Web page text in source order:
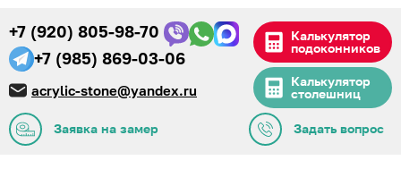
+7 (985) 869-03-06
+7 (920) 805-98-70
acrylic-stone@yandex.ru
Калькулятор
столешниц
Калькулятор
подоконников
Задать вопрос
Заявка на замер